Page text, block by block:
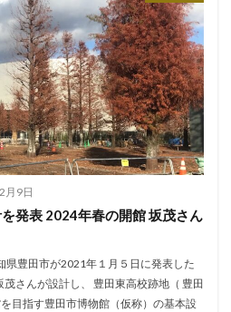
月9日
発表 2024年春の開館 坂茂さん
豊田市が2021年１月５日に発表した
さんが設計し、 豊田東高校跡地（ 豊田
目指す豊田市博物館（仮称）の基本設